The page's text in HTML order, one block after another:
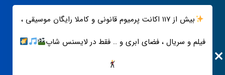
بیش از ۱۱۷ اکانت پرمیوم قانونی و کاملا رایگان موسیقی ،
فیلم و سریال ، فضای ابری و .. فقط در لایسنس شاپ